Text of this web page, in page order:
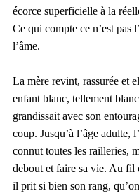
écorce superficielle à la
Ce qui compte ce n’est pas
l’âme.
La mère revint, rassurée et
enfant blanc, tellement
grandissait avec son
coup. Jusqu’à l’âge adulte,
connut toutes les railleries,
debout et faire sa vie. Au fil
il prit si bien son rang,